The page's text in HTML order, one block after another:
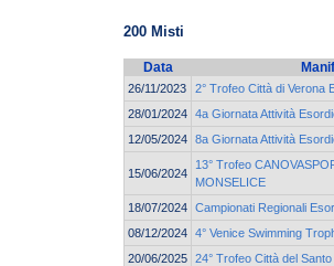
200 Misti
Data
26/11/2023
2° Trofeo Città di Verona
28/01/2024 4a Giornata Attività
12/05/2024 8a Giornata Attività
15/06/2024
13° Trofeo
MONSELICE
18/07/2024 Campionati Regionali
08/12/2024 4° Venice Swimming
20/06/2025 24° Trofeo Città del Santo